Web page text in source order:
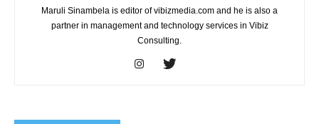
Maruli Sinambela is editor of vibizmedia.com and he is also a
partner in management and technology services in Vibiz
Consulting.